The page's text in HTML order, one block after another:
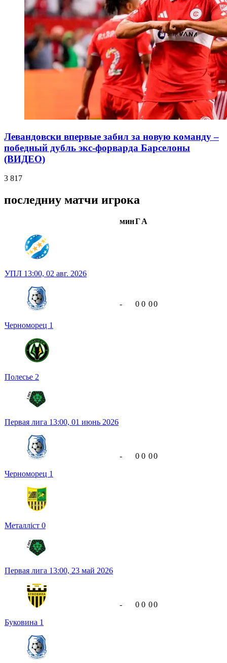
Левандовски впервые забил за новую команду –
победный дубль экс-форварда Барселоны
(ВИДЕО)
3 817
последниу матчи игрока
минГА
УПЛ 13:00, 02 авг. 2026
Черноморец 1
Полесье 2
- 0 0 00
Первая лига 13:00, 01 июнь 2026
Черноморец 1
Металліст 0
- 0 0 00
Первая лига 13:00, 23 май 2026
Буковина 1
- 0 0 00